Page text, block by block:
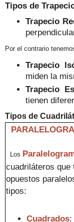
Tipos de
Trapecio
Por el contrario
Trapecio Is
miden la
Trapecio
tienen
Tipos de
Los
cuadriláteros que
opuestos
tipos:
Cuadrados